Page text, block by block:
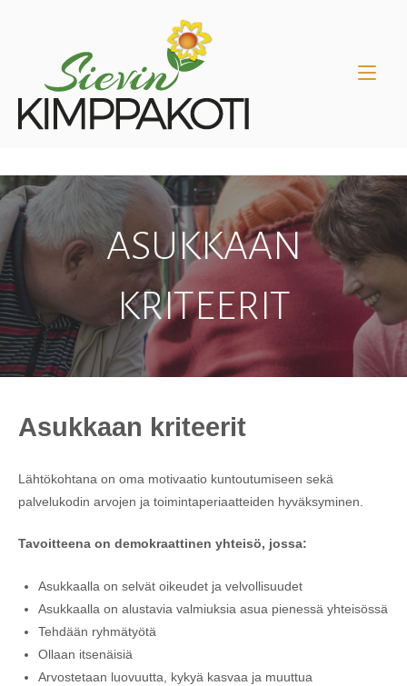
ASUKKAAN
KRITEERIT
Asukkaan kriteerit
Lähtökohtana on oma motivaatio kuntoutumiseen sekä
palvelukodin arvojen ja toimintaperiaatteiden hyväksyminen.
Tavoitteena on demokraattinen yhteisö, jossa:
Asukkaalla on selvät oikeudet ja velvollisuudet
Asukkaalla on alustavia valmiuksia asua pienessä yhteisössä
Tehdään ryhmätyötä
Ollaan itsenäisiä
Arvostetaan luovuutta, kykyä kasvaa ja muuttua